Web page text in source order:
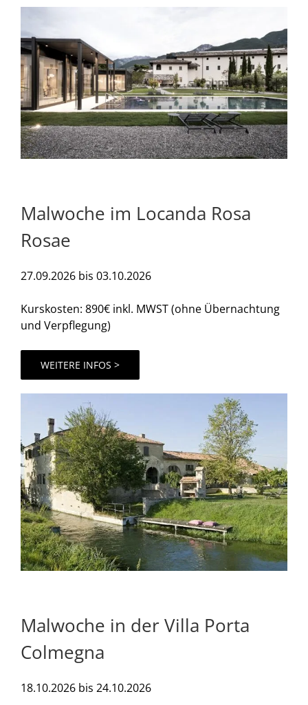
Malwoche im Locanda Rosa
Rosae
27.09.2026 bis 03.10.2026
Kurskosten: 890€ inkl. MWST (ohne Übernachtung
und Verpflegung)
WEITERE INFOS >
Malwoche in der Villa Porta
Colmegna
18.10.2026 bis 24.10.2026